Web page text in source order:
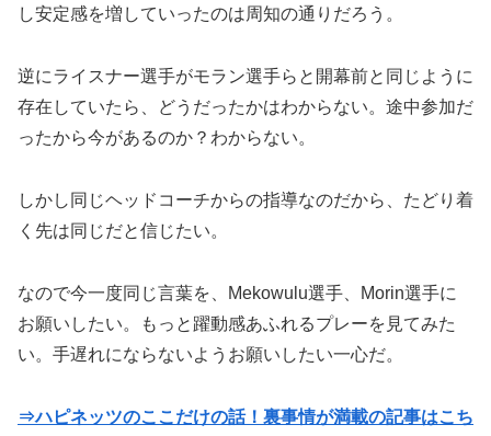
し安定感を増していったのは周知の通りだろう。
逆にライスナー選手がモラン選手らと開幕前と同じように
存在していたら、どうだったかはわからない。途中参加だ
ったから今があるのか？わからない。
しかし同じヘッドコーチからの指導なのだから、たどり着
く先は同じだと信じたい。
なので今一度同じ言葉を、Mekowulu選手、Morin選手に
お願いしたい。もっと躍動感あふれるプレーを見てみた
い。手遅れにならないようお願いしたい一心だ。
⇒ハピネッツのここだけの話！裏事情が満載の記事はこち